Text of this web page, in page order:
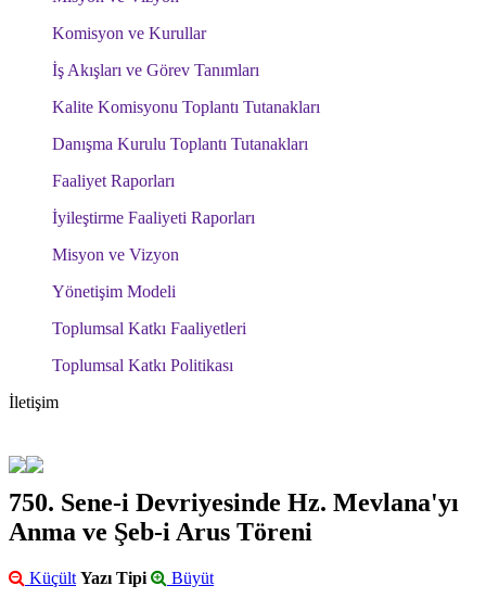
Komisyon ve Kurullar
İş Akışları ve Görev Tanımları
Kalite Komisyonu Toplantı Tutanakları
Danışma Kurulu Toplantı Tutanakları
Faaliyet Raporları
İyileştirme Faaliyeti Raporları
Misyon ve Vizyon
Yönetişim Modeli
Toplumsal Katkı Faaliyetleri
Toplumsal Katkı Politikası
İletişim
750. Sene-i Devriyesinde Hz. Mevlana'yı
Anma ve Şeb-i Arus Töreni
Küçült Yazı Tipi Büyüt